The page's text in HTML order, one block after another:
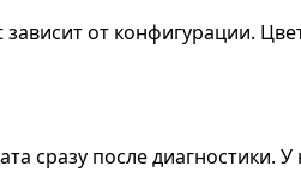
от конфигурации.
сразу после диагностики.